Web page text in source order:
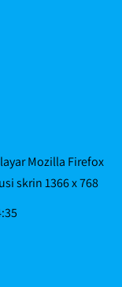
Mozilla Firefox
skrin 1366 x 768